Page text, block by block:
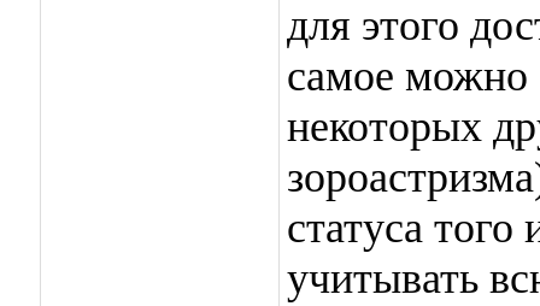
для этого
самое можно
некоторых
статуса
учитывать